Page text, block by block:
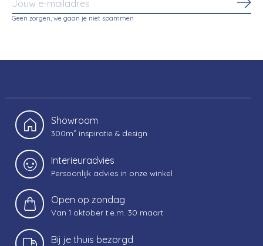
Geen zorgen, we gaan je niet spammen
Showroom
300m² inspiratie & design
Interieuradvies
Persoonlijk advies in onze winkel
Open op zondag
Van 1 oktober t.e.m. 30 maart
Bij je thuis bezorgd